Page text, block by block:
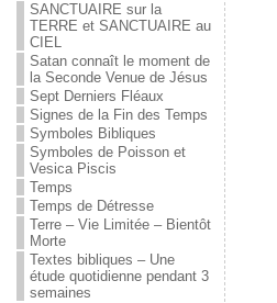
SANCTUAIRE sur la
TERRE et SANCTUAIRE au
CIEL
Satan connaît le moment de
la Seconde Venue de Jésus
Sept Derniers Fléaux
Signes de la Fin des Temps
Symboles Bibliques
Symboles de Poisson et
Vesica Piscis
Temps
Temps de Détresse
Terre – Vie Limitée – Bientôt
Morte
Textes bibliques – Une
étude quotidienne pendant 3
semaines